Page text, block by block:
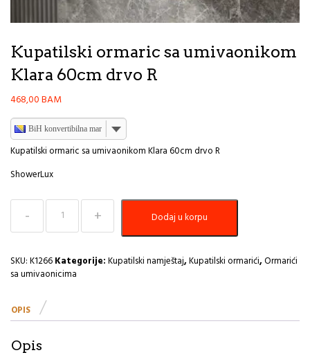
Kupatilski ormaric sa umivaonikom
Klara 60cm drvo R
468,00BAM
BiH konvertibilna marka
Kupatilski ormaric sa umivaonikom Klara 60cm drvo R
ShowerLux
Kupatilski
ormaric
sa
Klara
60cm
R
Dodaj u korpu
SKU:K1266Kategorije:Kupatilski namještaj,Kupatilski ormarići,Ormarići
sa umivaonicima
OPIS
Opis